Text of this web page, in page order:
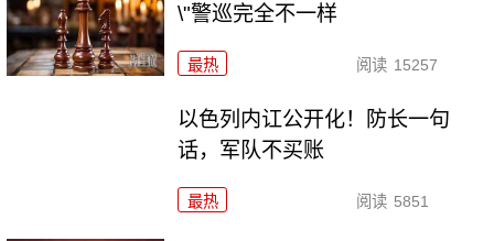
\"警巡完全不一样
最热 阅读 15257
以色列内讧公开化！防长一句
话，军队不买账
最热 阅读 5851